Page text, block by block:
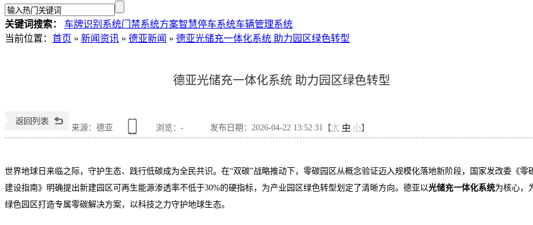
关键词搜索： 车牌识别系统门禁系统方案智慧停车系统车辆管理系统
当前位置 ： 首页 » 新闻资讯 » 德亚新闻 » 德亚光储充一体化系统 助力园区绿色转型
德亚光储充一体化系统 助力园区绿色转型
来源：德亚 浏览： - 发布日期：2026-04-22 13:52:31【大 中 小】
世界地球日来临之际，守护生态、践行低碳成为全民共识。在“双碳”战略推动下，零碳园区从概念验证迈入规模化落地新阶段，国家发改委《零
建设指南》明确提出新建园区可再生能源渗透率不低于30%的硬指标，为产业园区绿色转型划定了清晰方向。 德亚以光储充一体化系统为核心，
绿色园区打造专属零碳解决方案，以科技之力守护地球生态。